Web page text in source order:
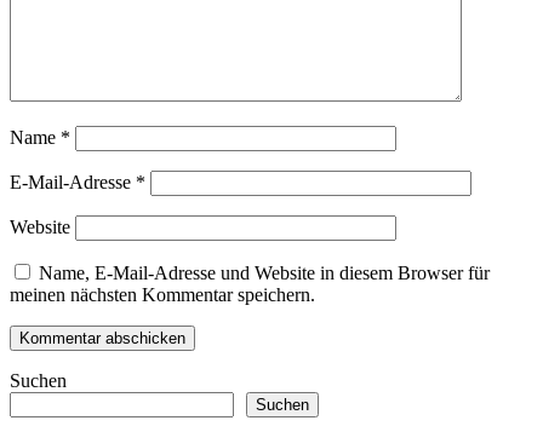
Name *
E-Mail-Adresse *
Website
Name, E-Mail-Adresse und Website in diesem Browser für
meinen nächsten Kommentar speichern.
Suchen
Suchen